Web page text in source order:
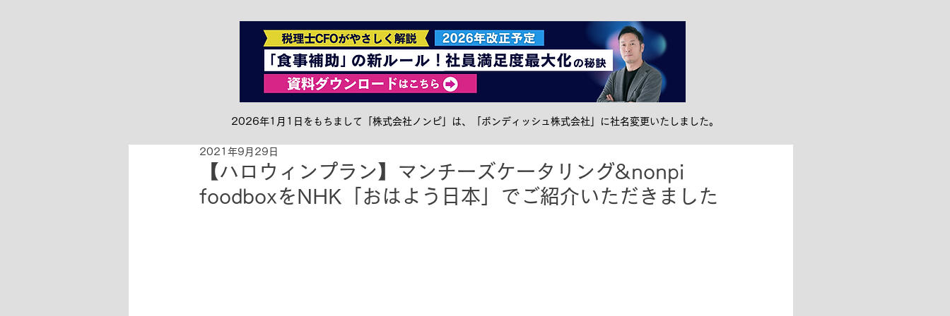
お知らせ&リリース 社食トピック ケータリング サステナブル メンバー紹介
【ハロウィンプラン】マンチーズケータリング&nonpi
foodboxをNHK「おはよう日本」でご紹介いただきました
2021年9月29日
2026年1月1日をもちまして「株式会社ノンピ」は、「ボンディッシュ株式会社」に社名変更いたしました。